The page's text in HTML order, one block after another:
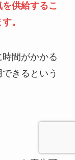
供給するこ
。
間がかかる
きるという